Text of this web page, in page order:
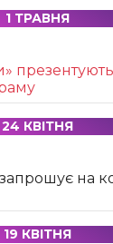
1 ТРАВНЯ
24 КВІТНЯ
на
19 КВІТНЯ